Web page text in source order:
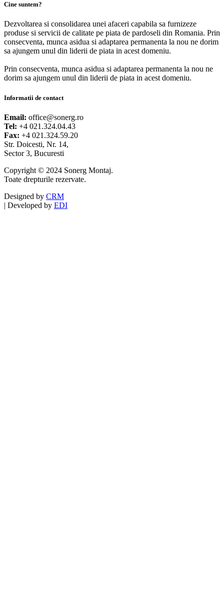
Cine suntem?
Dezvoltarea si consolidarea unei afaceri capabila sa furnizeze
produse si servicii de calitate pe piata de pardoseli din Romania. Prin
consecventa, munca asidua si adaptarea permanenta la nou ne dorim
sa ajungem unul din liderii de piata in acest domeniu.
Prin consecventa, munca asidua si adaptarea permanenta la nou ne
dorim sa ajungem unul din liderii de piata in acest domeniu.
Informatii de contact
Email: office@sonerg.ro
Tel: +4 021.324.04.43
Fax: +4 021.324.59.20
Str. Doicesti, Nr. 14,
Sector 3, Bucuresti
Copyright © 2024 Sonerg Montaj.
Toate drepturile rezervate.
Designed by CRM
| Developed by EDI